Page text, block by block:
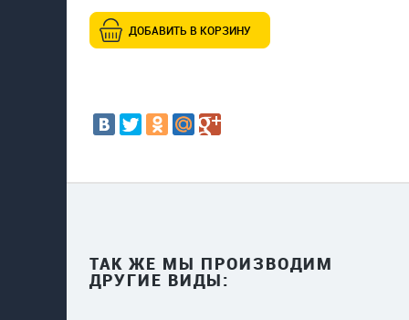
ДОБАВИТЬ В КОРЗИНУ
ТАК ЖЕ МЫ ПРОИЗВОДИМ
ДРУГИЕ ВИДЫ: